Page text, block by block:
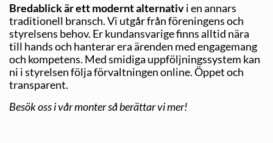
Bredablick är ett modernt alternativi en annars
traditionell bransch. Vi utgår från föreningens och
styrelsens behov. Er kundansvarige finns alltid nära
till hands och hanterar era ärenden med engagemang
och kompetens. Med smidiga uppföljningssystem kan
ni i styrelsen följa förvaltningen online. Öppet och
transparent.
Besök oss i vår monter så berättar vi mer!